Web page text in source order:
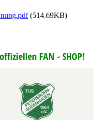
(514.69KB)
FAN - SHOP!